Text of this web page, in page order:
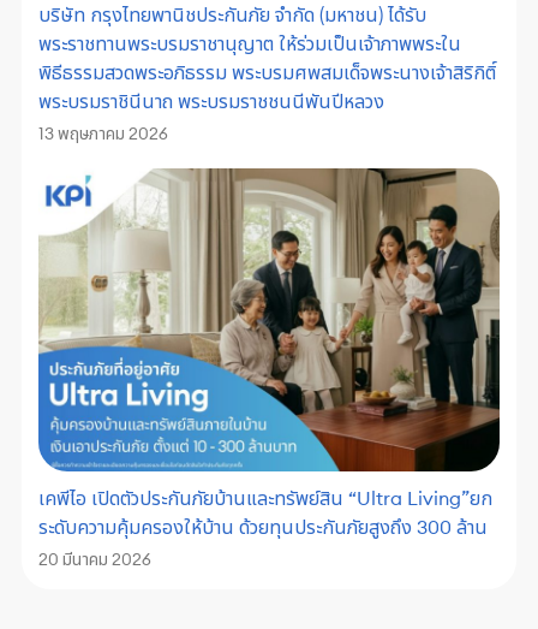
บริษัท กรุงไทยพานิชประกันภัย จำกัด (มหาชน) ได้รับ
พระราชทานพระบรมราชานุญาต ให้ร่วมเป็นเจ้าภาพพระใน
พิธีธรรมสวดพระอภิธรรม พระบรมศพสมเด็จพระนางเจ้าสิริกิติ์
พระบรมราชินีนาถ พระบรมราชชนนีพันปีหลวง
13 พฤษภาคม 2026
เคพีไอ เปิดตัวประกันภัยบ้านและทรัพย์สิน “Ultra Living”ยก
ระดับความคุ้มครองให้บ้าน ด้วยทุนประกันภัยสูงถึง 300 ล้าน
20 มีนาคม 2026